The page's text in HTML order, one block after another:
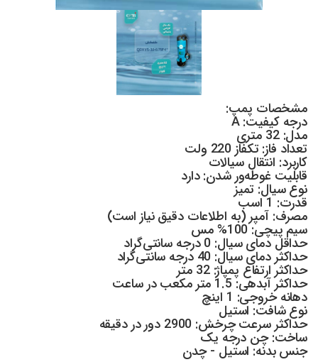
مشخصات پمپ:
درجه کیفیت: A
مدل: 32 متری
تعداد فاز: تکفاز 220 ولت
کاربرد: انتقال سیالات
قابلیت غوطه‌ور شدن: دارد
نوع سیال: تمیز
قدرت: 1 اسب
مصرف: آمپر (به اطلاعات دقیق نیاز است)
سیم پیچی: 100% مس
حداقل دمای سیال: 0 درجه سانتی‌گراد
حداکثر دمای سیال: 40 درجه سانتی‌گراد
حداکثر ارتفاع پمپاژ: 32 متر
حداکثر آبدهی: 1.5 متر مکعب در ساعت
دهانه خروجی: 1 اینچ
نوع شافت: استیل
حداکثر سرعت چرخش: 2900 دور در دقیقه
ساخت: چن درجه یک
جنس بدنه: استیل - چدن